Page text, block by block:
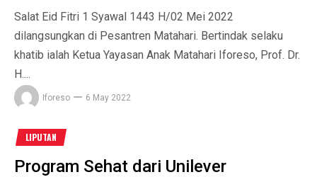
Salat Eid Fitri 1 Syawal 1443 H/02 Mei 2022
dilangsungkan di Pesantren Matahari. Bertindak selaku
khatib ialah Ketua Yayasan Anak Matahari Iforeso, Prof. Dr.
H....
Iforeso 6 May 2022
LIPUTAN
Program Sehat dari Unilever